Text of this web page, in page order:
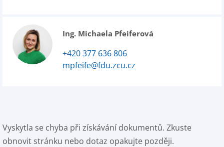
Ing. Michaela Pfeiferová
+420 377 636 806
mpfeife@fdu.zcu.cz
Vyskytla se chyba při získávání dokumentů. Zkuste
obnovit stránku nebo dotaz opakujte později.